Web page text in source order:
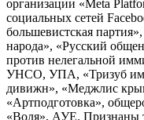
организации «Meta
социальных сетей
большевистская
народа», «Русский
против нелегальной
УНСО, УПА, «Тризуб им.
дивижн», «Меджлис
«Артподготовка»,
«Воля», АУЕ. Признаны